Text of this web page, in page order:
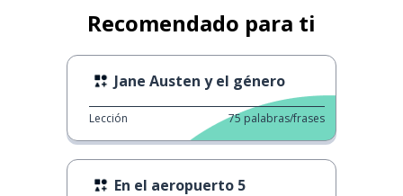
Recomendado para ti
Jane Austen y el género
Lección 75 palabras/frases
En el aeropuerto 5